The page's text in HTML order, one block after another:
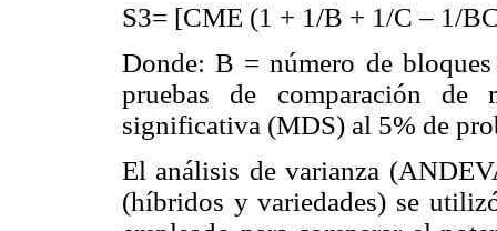
S3= [CME (1 + 1/B + 1/C – 1/
Donde: B = número de
pruebas de comparación de
significativa (MDS) al 5% de
El análisis de varianza
(híbridos y variedades) se